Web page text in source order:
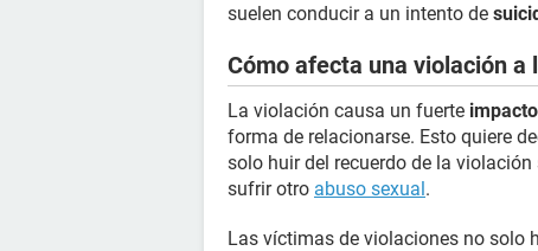
suelen conducir a un intento de
Cómo afecta una violación
La violación causa un fuerte
forma de relacionarse. Esto quiere
solo huir del recuerdo de la
sufrir otro abuso sexual.
Las víctimas de violaciones no solo